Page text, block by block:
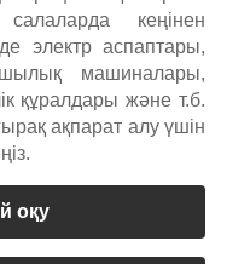
салаларда кеңінен
электр аспаптары,
машиналары,
құралдары және т.б.
ақпарат алу үшін
оқу